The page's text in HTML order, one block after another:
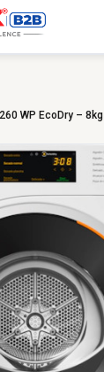
TỐT
WP EcoDry – 8kg